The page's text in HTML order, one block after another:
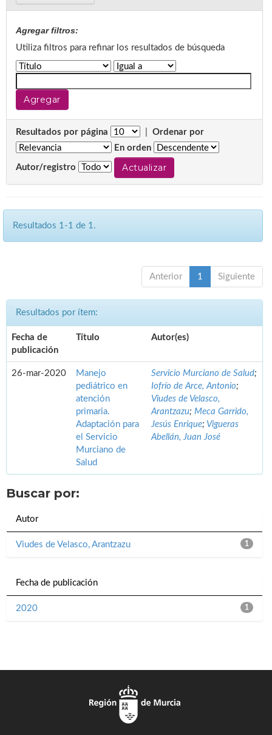
Agregar filtros:
Utiliza filtros para refinar los resultados de búsqueda
Resultados por página
Ordenar por
En orden
Autor/registro
Resultados 1-1 de 1.
Anterior 1 Siguiente
Resultados por ítem:
Fecha de
publicación
Título Autor(es)
26-mar-2020
Manejo
pediátrico en
atención
primaria.
Adaptación para
el Servicio
Murciano de
Salud
Servicio Murciano de Salud;
Iofrío de Arce, Antonio;
Viudes de Velasco,
Arantzazu; Meca Garrido,
Jesús Enrique; Vigueras
Abellán, Juan José
Buscar por:
Autor
1
Viudes de Velasco, Arantzazu
Fecha de publicación
1
2020